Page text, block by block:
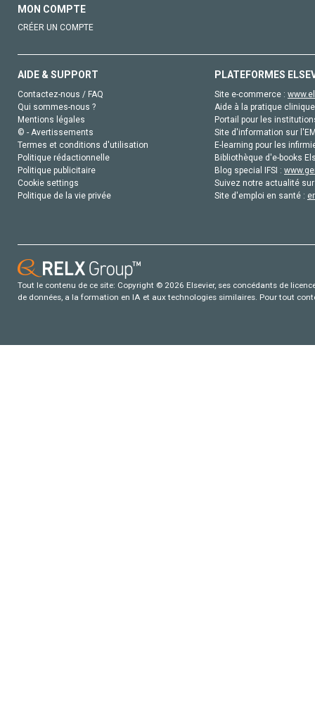
MON COMPTE
CRÉER UN COMPTE
AIDE & SUPPORT
Contactez-nous / FAQ
Qui sommes-nous ?
Mentions légales
© - Avertissements
Termes et conditions d'utilisation
Politique rédactionnelle
Politique publicitaire
Cookie settings
Politique de la vie privée
PLATEFORMES
Site e-commerce :
Aide à la pratique
Portail pour les
Site d'information sur
E-learning pour les
Bibliothèque d'e-books
Blog special IFSI :
Suivez notre actualité
Site d'emploi en santé :
Tout le contenu de ce site: Copyright © 2026 Elsevier, ses concédants de
de données, a la formation en IA et aux technologies similaires. Pour tout